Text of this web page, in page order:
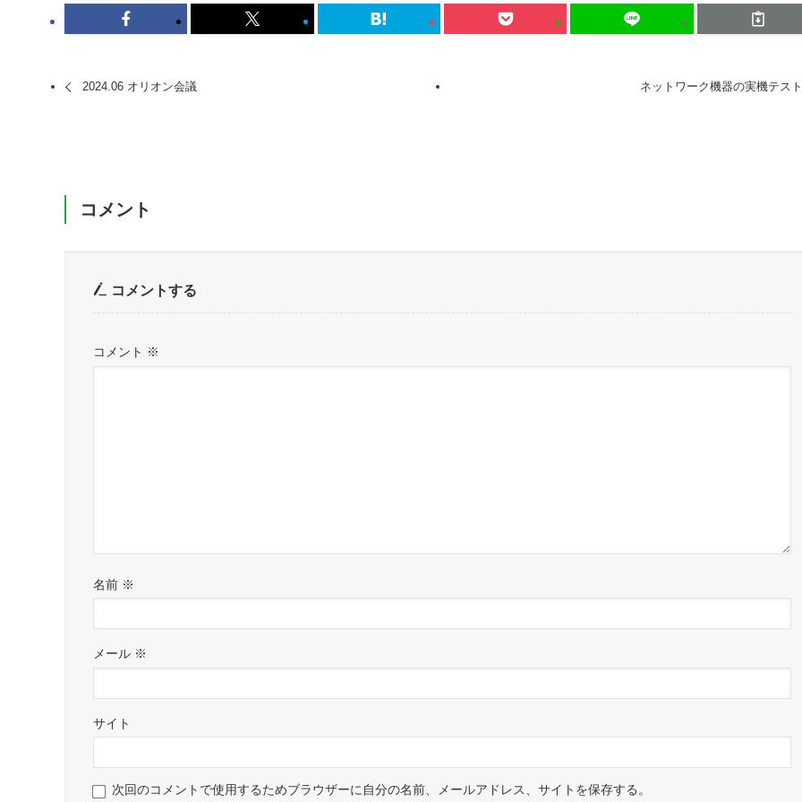
2024.06 オリオン会議 ネットワーク機器の実機テスト
コメント
コメントする
コメント ※
名前 ※
メール ※
サイト
次回のコメントで使用するためブラウザーに自分の名前、メールアドレス、サイトを保存する。